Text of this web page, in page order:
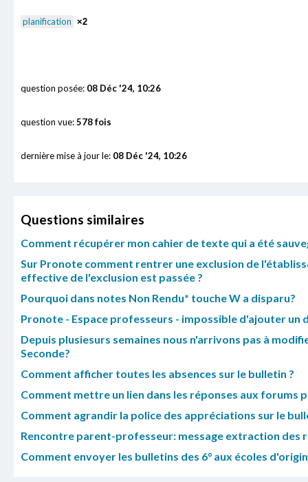
planification ×2
question posée: 08 Déc '24, 10:26
question vue:578 fois
dernière mise à jour le: 08 Déc '24, 10:26
Questions similaires
Comment récupérer mon cahier de texte qui a été
Sur Pronote comment rentrer une exclusion de
effective de l'exclusion est passée ?
Pourquoi dans notes Non Rendu* touche W a disparu?
Pronote - Espace professeurs - impossible d'ajouter
Depuis plusiesurs semaines nous n'arrivons pas à
Seconde?
Comment afficher toutes les absences sur le bulletin ?
Comment mettre un lien dans les réponses aux forums
Comment agrandir la police des appréciations sur le
Rencontre parent-professeur: message extraction des
Comment envoyer les bulletins des 6° aux écoles